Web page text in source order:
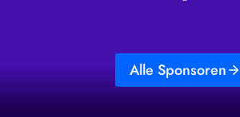
Alle Sponsoren